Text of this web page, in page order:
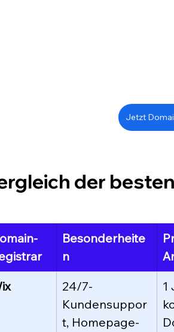
Jetzt
der
Besonderheite
n
24/7-
Kundensuppor
t, Homepage-
1